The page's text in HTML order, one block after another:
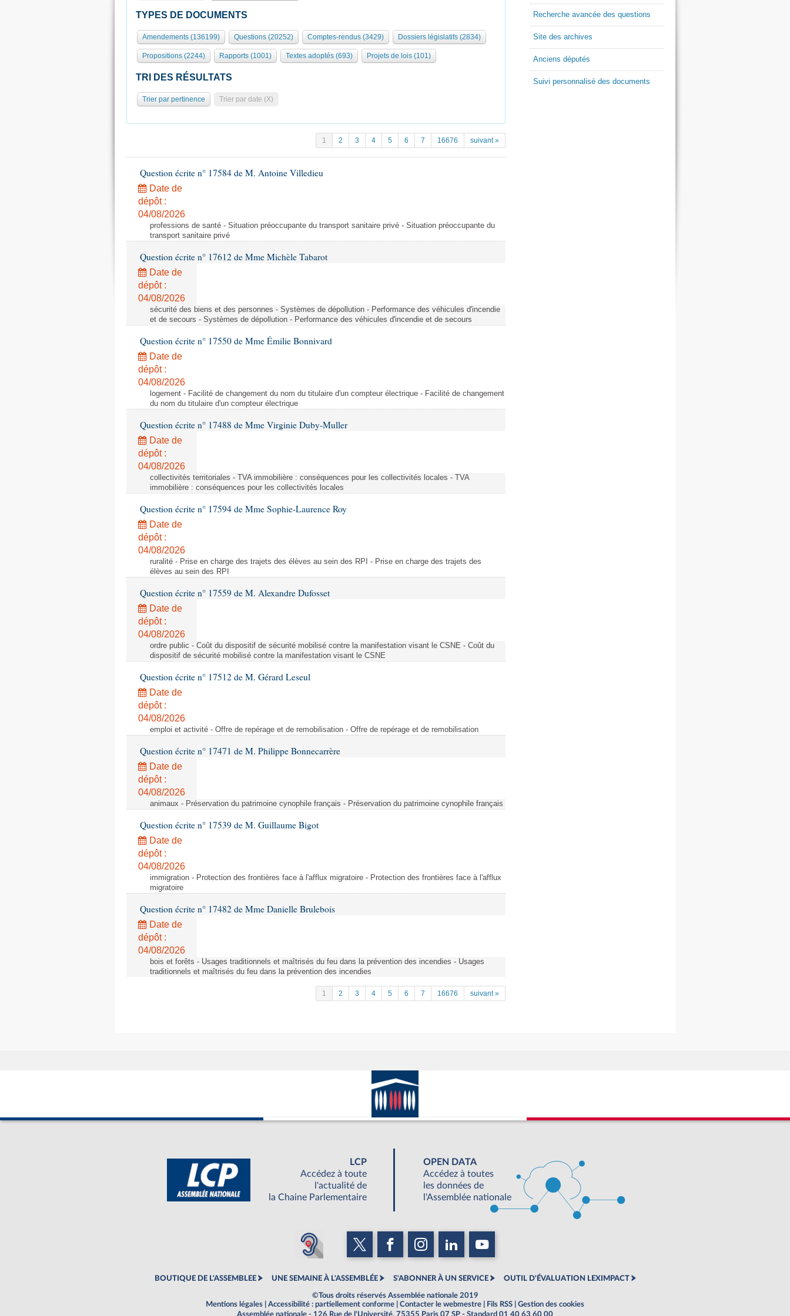
TYPES DE DOCUMENTS
Amendements (136199) Questions (20252) Comptes-rendus (3429) Dossiers législatifs (2834)
Propositions (2244) Rapports (1001) Textes adoptés (693) Projets de lois (101)
TRI DES RÉSULTATS
Trier par pertinence Trier par date (X)
1 2 3 4 5 6 7 16676 suivant »
Question écrite n° 17584 de M. Antoine Villedieu
Date de
dépôt :
04/08/2026
professions de santé - Situation préoccupante du transport sanitaire privé - Situation préoccupante du
transport sanitaire privé
Question écrite n° 17612 de Mme Michèle Tabarot
Date de
dépôt :
04/08/2026
sécurité des biens et des personnes - Systèmes de dépollution - Performance des véhicules d'incendie
et de secours - Systèmes de dépollution - Performance des véhicules d'incendie et de secours
Question écrite n° 17550 de Mme Émilie Bonnivard
Date de
dépôt :
04/08/2026
logement - Facilité de changement du nom du titulaire d'un compteur électrique - Facilité de changement
du nom du titulaire d'un compteur électrique
Question écrite n° 17488 de Mme Virginie Duby-Muller
Date de
dépôt :
04/08/2026
collectivités territoriales - TVA immobilière : conséquences pour les collectivités locales - TVA
immobilière : conséquences pour les collectivités locales
Question écrite n° 17594 de Mme Sophie-Laurence Roy
Date de
dépôt :
04/08/2026
ruralité - Prise en charge des trajets des élèves au sein des RPI - Prise en charge des trajets des
élèves au sein des RPI
Question écrite n° 17559 de M. Alexandre Dufosset
Date de
dépôt :
04/08/2026
ordre public - Coût du dispositif de sécurité mobilisé contre la manifestation visant le CSNE - Coût du
dispositif de sécurité mobilisé contre la manifestation visant le CSNE
Question écrite n° 17512 de M. Gérard Leseul
Date de
dépôt :
04/08/2026
emploi et activité - Offre de repérage et de remobilisation - Offre de repérage et de remobilisation
Question écrite n° 17471 de M. Philippe Bonnecarrère
Date de
dépôt :
04/08/2026
animaux - Préservation du patrimoine cynophile français - Préservation du patrimoine cynophile français
Question écrite n° 17539 de M. Guillaume Bigot
Date de
dépôt :
04/08/2026
immigration - Protection des frontières face à l'afflux migratoire - Protection des frontières face à l'afflux
migratoire
Question écrite n° 17482 de Mme Danielle Brulebois
Date de
dépôt :
04/08/2026
bois et forêts - Usages traditionnels et maîtrisés du feu dans la prévention des incendies - Usages
traditionnels et maîtrisés du feu dans la prévention des incendies
1 2 3 4 5 6 7 16676 suivant »
Recherche avancée des questions
Site des archives
Anciens députés
Suivi personnalisé des documents
LCP
Accédez à toute
l'actualité de
la Chaine Parlementaire
OPEN DATA
Accédez à toutes
les données de
l'Assemblée nationale
BOUTIQUE DE L'ASSEMBLEE UNE SEMAINE À L'ASSEMBLÉE S'ABONNER À UN SERVICE OUTIL D'ÉVALUATION LEXIMPACT
©Tous droits réservés Assemblée nationale 2019
Mentions légales
Accessibilité : partiellement conforme Contacter le webmestre Fils RSS
Gestion des cookies
Assemblée nationale - 126 Rue de l'Université, 75355 Paris 07 SP - Standard 01 40 63 60 00